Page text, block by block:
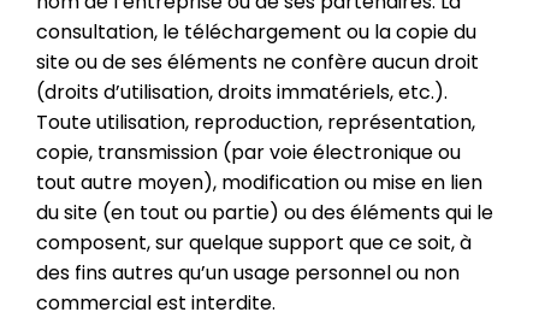
consultation, le téléchargement ou la copie du
site ou de ses éléments ne confère aucun droit
(droits d’utilisation, droits immatériels, etc.).
Toute utilisation, reproduction, représentation,
copie, transmission (par voie électronique ou
tout autre moyen), modification ou mise en lien
du site (en tout ou partie) ou des éléments qui le
composent, sur quelque support que ce soit, à
des fins autres qu’un usage personnel ou non
commercial est interdite.